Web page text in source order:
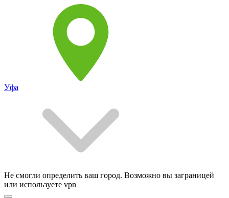
Уфа
Не смогли определить ваш город. Возможно вы заграницей
или используете vpn